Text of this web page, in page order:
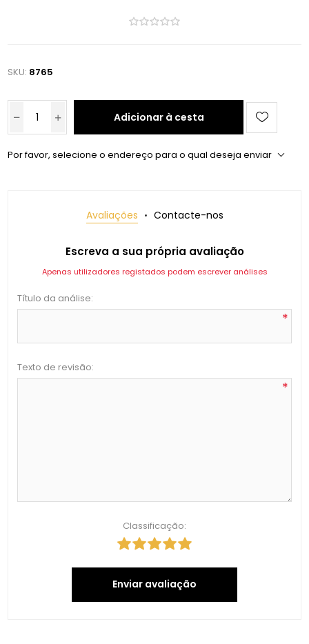
SKU: 8765
Adicionar à cesta
Por favor, selecione o endereço para o qual deseja enviar
Avaliações Contacte-nos
Escreva a sua própria avaliação
Apenas utilizadores registados podem escrever análises
Título da análise:
*
Texto de revisão:
*
Classificação:
Enviar avaliação